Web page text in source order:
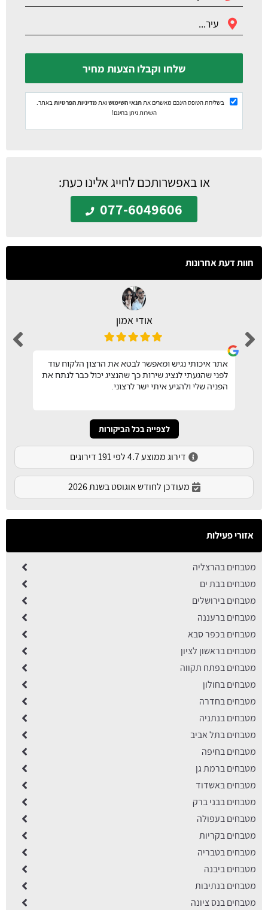
שלחו וקבלו הצעות מחיר
בשליחת הטופס הינכם מאשרים אתתנאי השימושואתמדיניות הפרטיותבאתר.
השירות ניתן בחינם!
או באפשרותכם לחייג אלינו כעת:
077-6049606
חוות דעת אחרונות
אודי אמון
אתר איכותי נגיש ומאפשר לבטא את הרצון הלקוח עוד
לפני שהגעתי לנציג שירות כך שהנציג יכול כבר לנתח את
הפניה שלי ולהגיע איתי ישר לרצוני.
לצפייה בכל הביקורות
דירוג ממוצע 4.7 לפי 191 דירוגים
מעודכן לחודש אוגוסט בשנת 2026
אזורי פעילות
מטבחים בהרצליה
מטבחים בבת ים
מטבחים בירושלים
מטבחים ברעננה
מטבחים בכפר סבא
מטבחים בראשון לציון
מטבחים בפתח תקווה
מטבחים בחולון
מטבחים בחדרה
מטבחים בנתניה
מטבחים בתל אביב
מטבחים בחיפה
מטבחים ברמת גן
מטבחים באשדוד
מטבחים בבני ברק
מטבחים בעפולה
מטבחים בקריות
מטבחים בטבריה
מטבחים ביבנה
מטבחים בנתיבות
מטבחים בנס ציונה